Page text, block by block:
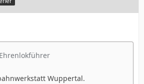
Wuppertal.